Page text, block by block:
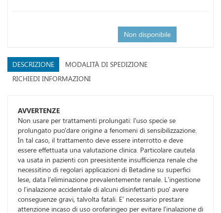
Non disponibile
DESCRIZIONE
MODALITÀ DI SPEDIZIONE
RICHIEDI INFORMAZIONI
AVVERTENZE
Non usare per trattamenti prolungati: l'uso specie se
prolungato puo'dare origine a fenomeni di sensibilizzazione.
In tal caso, il trattamento deve essere interrotto e deve
essere effettuata una valutazione clinica. Particolare cautela
va usata in pazienti con preesistente insufficienza renale che
necessitino di regolari applicazioni di Betadine su superfici
lese, data l'eliminazione prevalentemente renale. L'ingestione
o l'inalazione accidentale di alcuni disinfettanti puo' avere
conseguenze gravi, talvolta fatali. E' necessario prestare
attenzione incaso di uso orofaringeo per evitare l'inalazione di